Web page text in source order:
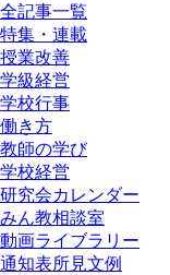
全記事一覧
特集・連載
授業改善
学級経営
学校行事
働き方
教師の学び
学校経営
研究会カレンダー
みん教相談室
動画ライブラリー
通知表所見文例